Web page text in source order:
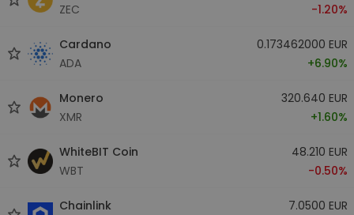
ZEC
-1.20%
Cardano
ADA
0.173462000 EUR
+6.90%
Monero
XMR
320.640 EUR
+1.60%
WhiteBIT Coin
WBT
48.210 EUR
-0.50%
Chainlink
7.0500 EUR